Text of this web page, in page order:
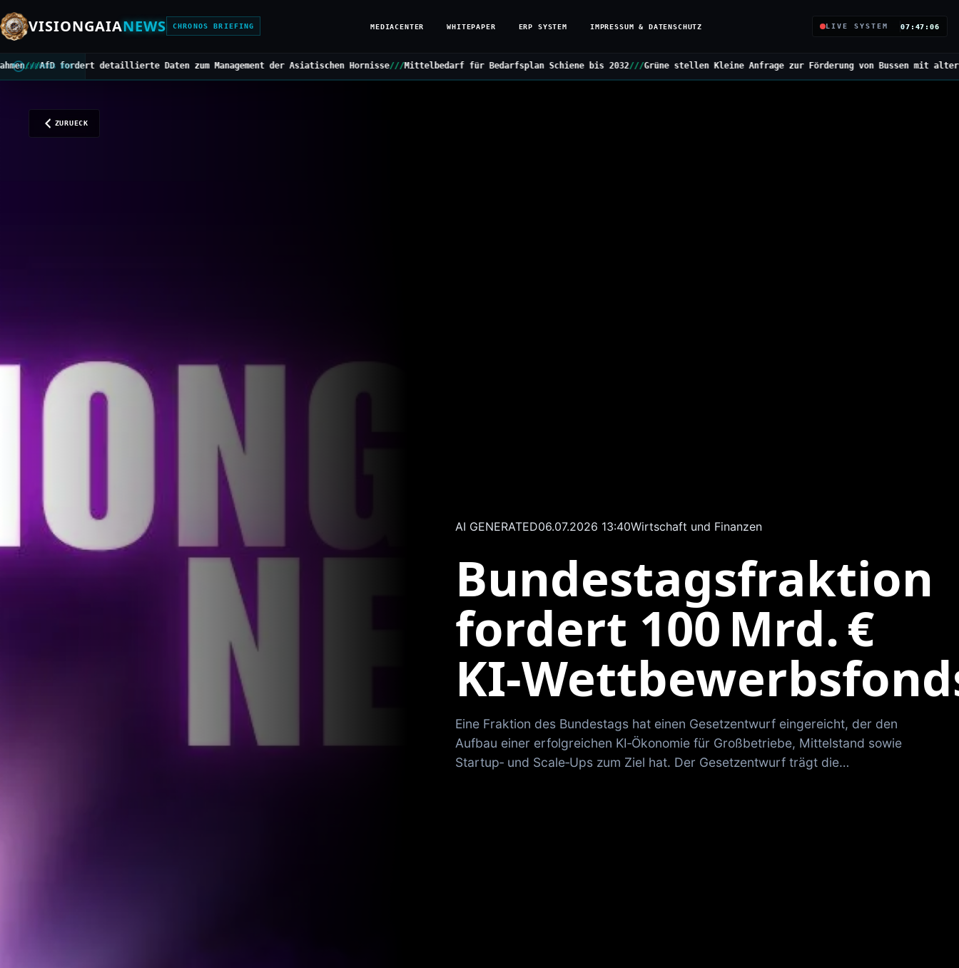
VISIONGAIANEWS CHRONOS BRIEFING MEDIACENTER WHITEPAPER ERP SYSTEM IMPRESSUM & DATENSCHUTZ LIVE SYSTEM 07:47:07
CHRONOS BUS
detaillierte Daten zum Management der Asiatischen Hornisse///Mittelbedarf für Bedarfsplan Schiene bis 2032///Grüne stellen Kleine Anfrage zur Förderung von Bussen mit alternativen Antrieben
ZURUECK
AI GENERATED06.07.2026 13:40Wirtschaft und Finanzen
Bundestagsfraktion
fordert 100 Mrd. €
Eine Fraktion des Bundestags hat einen Gesetzentwurf eingereicht, der den
Aufbau einer erfolgreichen KI‑Ökonomie für Großbetriebe, Mittelstand sowie
Startup‑ und Scale‑Ups zum Ziel hat. Der Gesetzentwurf trägt die…